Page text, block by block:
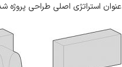
عنوان استراتژی اصلی طراحی پروژه